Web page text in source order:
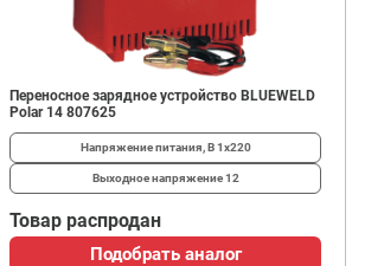
Переносное зарядное устройство BLUEWELD
Polar 14 807625
Напряжение питания, В1x220
Выходное напряжение12
Товар распродан
Подобрать аналог